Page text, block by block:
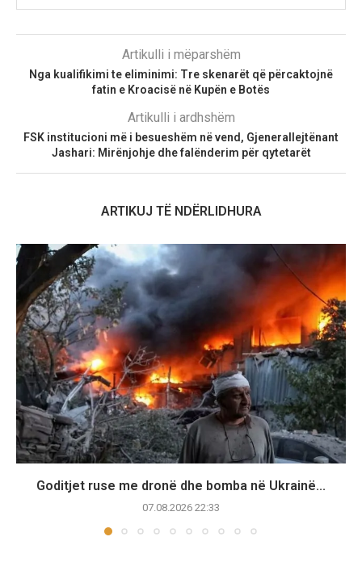
Artikulli i mëparshëm
Nga kualifikimi te eliminimi: Tre skenarët që përcaktojnë
fatin e Kroacisë në Kupën e Botës
Artikulli i ardhshëm
FSK institucioni më i besueshëm në vend, Gjenerallejtënant
Jashari: Mirënjohje dhe falënderim për qytetarët
ARTIKUJ TË NDËRLIDHURA
Goditjet ruse me dronë dhe bomba në Ukrainë...
07.08.2026 22:33